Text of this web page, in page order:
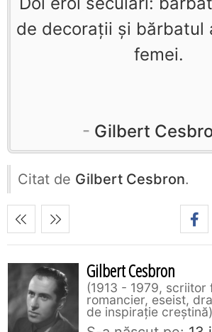
de decoraţii şi bărbatul
femei.
Gilbert
Citat de Gilbert Cesbron.
Gilbert Cesbron
1913 - 1979, scriitor
romancier, eseist,
de inspirație creștină